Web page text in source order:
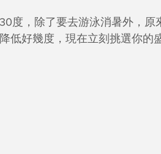
度，除了要去游泳消暑外，
低好幾度，現在立刻挑選你的